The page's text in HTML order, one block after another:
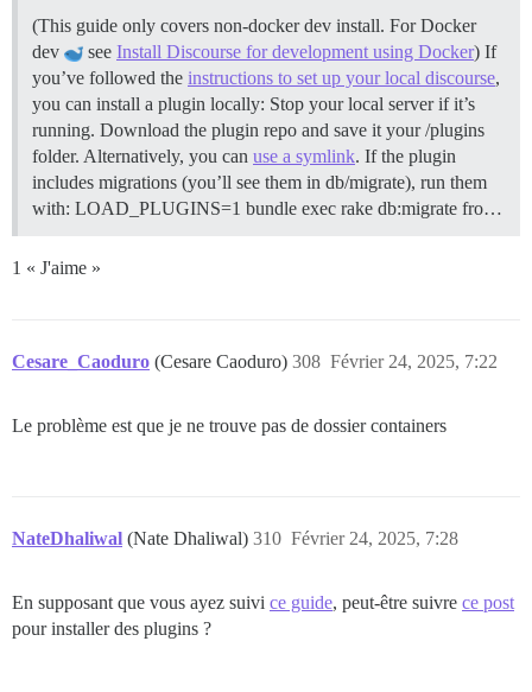
(This guide only covers non-docker dev install. For Docker
dev
see Install Discourse for development using Docker) If
you’ve followed the instructions to set up your local discourse,
you can install a plugin locally: Stop your local server if it’s
running. Download the plugin repo and save it your /plugins
folder. Alternatively, you can use a symlink. If the plugin
includes migrations (you’ll see them in db/migrate), run them
with: LOAD_PLUGINS=1 bundle exec rake db:migrate fro…
1 « J'aime »
Cesare_Caoduro (Cesare Caoduro) Février 24, 2025, 7:22
308
Le problème est que je ne trouve pas de dossier containers
NateDhaliwal (Nate Dhaliwal) Février 24, 2025, 7:28
310
En supposant que vous ayez suivi ce guide, peut-être suivre ce post
pour installer des plugins ?